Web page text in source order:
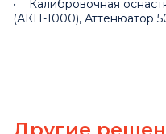
• Калибровочная
(АКН-1000), Аттенюатор